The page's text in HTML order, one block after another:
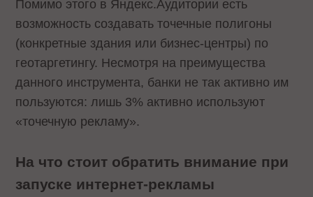
Помимо этого в Яндекс.Аудитории есть
возможность создавать точечные полигоны
(конкретные здания или бизнес-центры) по
геотаргетингу. Несмотря на преимущества
данного инструмента, банки не так активно им
пользуются: лишь 3% активно используют
«точечную рекламу».
На что стоит обратить внимание при
запуске интернет-рекламы